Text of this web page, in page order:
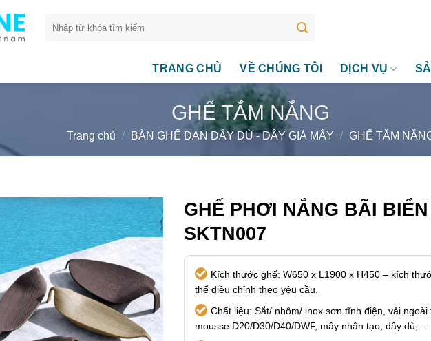
kiếm:
TRANG CHỦ VỀ CHÚNG TÔI DỊCH VỤ
GHẾ TẮM NẮNG
Trang chủ / BÀN GHẾ ĐAN DÂY DÙ - DÂY GIẢ MÂY / GHẾ TẮM
GHẾ PHƠI NẮNG BÃI BIỂN
SKTN007
Kích thước ghế: W650 x L1900 x H450 – kích
thể điều chỉnh theo yêu cầu.
Chất liệu: Sắt/ nhôm/ inox sơn tĩnh điện, vải ngoài
mousse D20/D30/D40/DWF, mây nhân tạo, dây dù,…